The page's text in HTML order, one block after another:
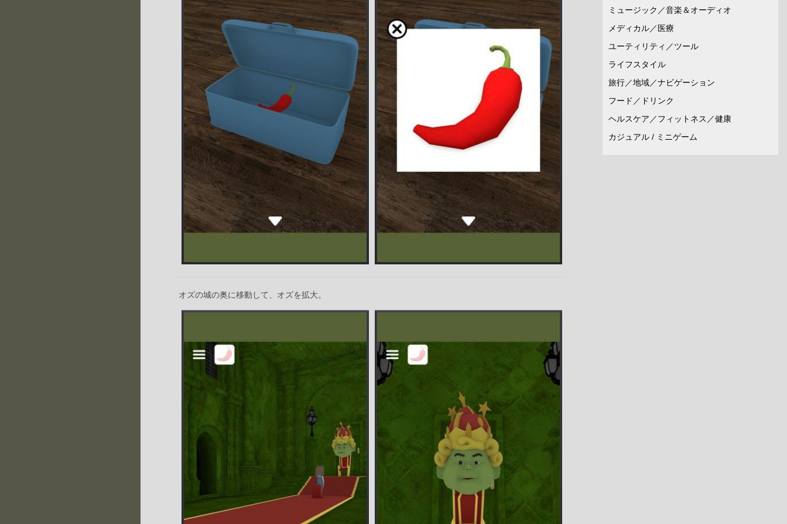
オズの城の奥に移動して、オズを拡大。
ミュージック／音楽＆オーディオ
メディカル／医療
ユーティリティ／ツール
ライフスタイル
旅行／地域／ナビゲーション
フード／ドリンク
ヘルスケア／フィットネス／健康
カジュアル / ミニゲーム